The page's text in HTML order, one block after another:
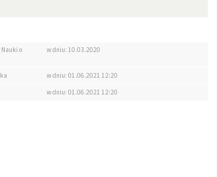
o
w dniu: 10.03.2020
w dniu: 01.06.2021 12:20
w dniu: 01.06.2021 12:20